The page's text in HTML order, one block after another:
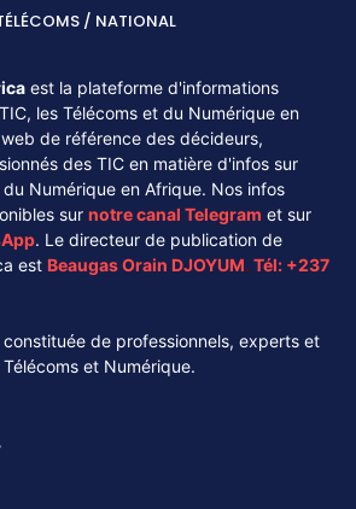
/ NATIONAL
est la plateforme d'informations
les Télécoms et du Numérique en
de référence des décideurs,
des TIC en matière d'infos sur
Numérique en Afrique. Nos infos
sur notre canal Telegram et sur
. Le directeur de publication de
est Beaugas Orain DJOYUM. Tél: +237
de professionnels, experts et
et Numérique.